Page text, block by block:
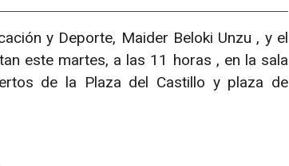
y Deporte, Maider Beloki Unzu , y el
este martes, a las 11 horas , en la sala
de la Plaza del Castillo y plaza de